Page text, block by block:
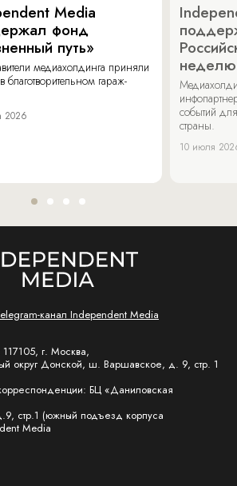
Media
фонд
путь»
медиахолдинга приняли
благотворительном гараж-
2026
неделю
событий
страны.
10 июля
канал Independent Media
г. Москва,
округ Донской, ш. Варшавское, д. 9, стр. 1
БЦ «Даниловская
стр.1 (южный подъезд корпуса
Media